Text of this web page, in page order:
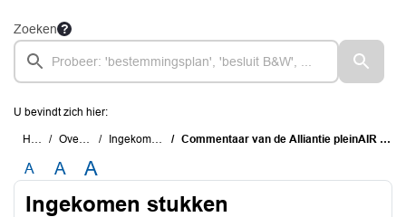
Zoeken
U bevindt zich hier:
Home Overzichten Ingekomen stukken Commentaar van de Alliantie pleinAIR Maastricht op het sonderend stuk inzake Herziene basisrapportage MAA, e-mail Alliantie pleinAIR van 06-01-2024 (PS DOC-00601189)
A A A
Ingekomen stukken